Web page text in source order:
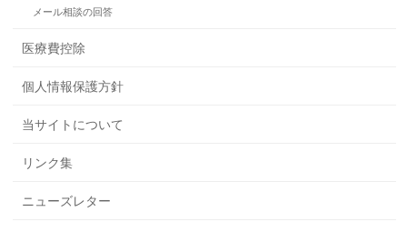
メール相談の回答
医療費控除
個人情報保護方針
当サイトについて
リンク集
ニューズレター